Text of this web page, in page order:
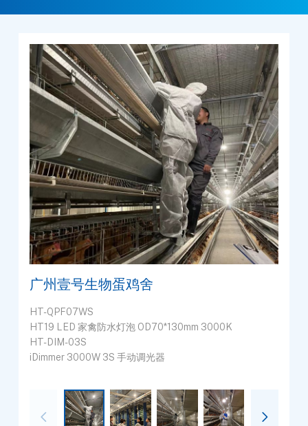
广州壹号生物蛋鸡舍
HT-QPF07WS
HT19 LED 家禽防水灯泡 OD70*130mm 3000K
HT-DIM-03S
iDimmer 3000W 3S 手动调光器

